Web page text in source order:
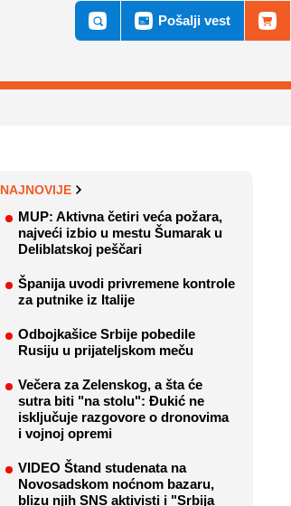
Pošalji vest
NAJNOVIJE
MUP: Aktivna četiri veća požara,
najveći izbio u mestu Šumarak u
Deliblatskoj peščari
Španija uvodi privremene kontrole
za putnike iz Italije
Odbojkašice Srbije pobedile
Rusiju u prijateljskom meču
Večera za Zelenskog, a šta će
sutra biti "na stolu": Đukić ne
isključuje razgovore o dronovima
i vojnoj opremi
VIDEO Štand studenata na
Novosadskom noćnom bazaru,
blizu njih SNS aktivisti i "Srbija